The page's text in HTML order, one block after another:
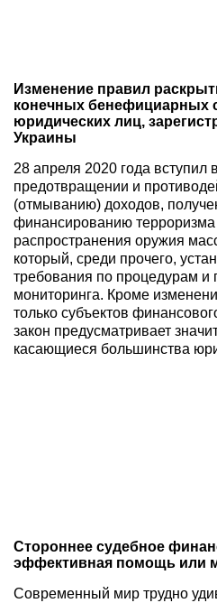
Изменение правил
конечных бенефициарных
юридических лиц,
Украины
28 апреля 2020 года вступил
предотвращении и
(отмыванию) доходов,
финансированию
распространения оружия
который, среди прочего,
требования по процедурам и
мониторинга. Кроме
только субъектов
закон предусматривает
касающиеся большинства
Стороннее судебное
эффективная помощь или
Современный мир трудно